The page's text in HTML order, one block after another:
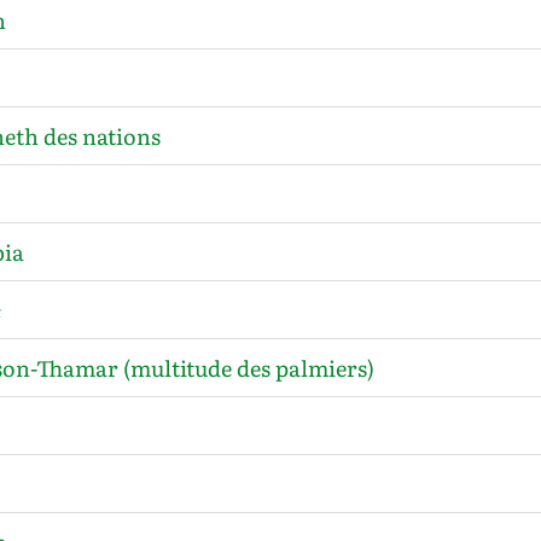
des nations
Thamar (multitude des palmiers)